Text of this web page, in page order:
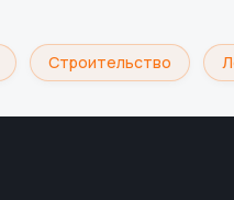
Строительство